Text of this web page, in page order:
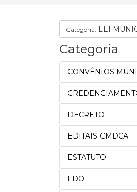
Categoria: LEI
Categoria
CONVÊNIOS
DECRETO
EDITAIS-CMDCA
ESTATUTO
LDO